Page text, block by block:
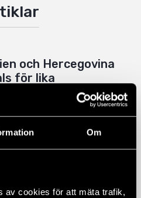
Om
av cookies för att mäta trafik,
och Hercegovina
för lika
mänskliga